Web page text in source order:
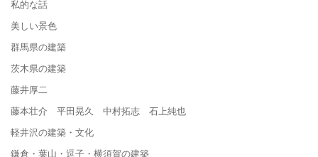
私的な話
美しい景色
群馬県の建築
茨木県の建築
藤井厚二
藤本壮介 平田晃久 中村拓志 石上純也
軽井沢の建築・文化
鎌倉・葉山・逗子・横須賀の建築